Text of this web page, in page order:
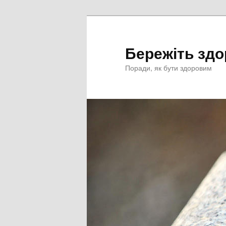
Бережіть
Поради, як бути здоровим